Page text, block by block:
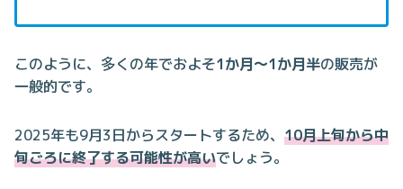
このように、多くの年でおよそ1か月〜1か月半の販売が
一般的です。
2025年も9月3日からスタートするため、 10月上旬から中
旬ごろに終了する可能性が高いでしょう。